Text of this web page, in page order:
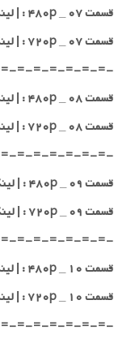
قسمت ۰۷ _ ۴۸۰p : | لینک مستقیم | دوبله فارسی | Family
قسمت ۰۷ _ ۷۲۰p : | لینک مستقیم | دوبله فارسی | Family
=-=-=-=-=-=-
قسمت ۰۸ _ ۴۸۰p : | لینک مستقیم | دوبله فارسی | Family
قسمت ۰۸ _ ۷۲۰p : | لینک مستقیم | دوبله فارسی | Family
=-=-=-=-=-=-
قسمت ۰۹ _ ۴۸۰p : | لینک مستقیم | دوبله فارسی | Family
قسمت ۰۹ _ ۷۲۰p : | لینک مستقیم | دوبله فارسی | Family
=-=-=-=-=-=-
قسمت ۱۰ _ ۴۸۰p : | لینک مستقیم | دوبله فارسی | Family
قسمت ۱۰ _ ۷۲۰p : | لینک مستقیم | دوبله فارسی | Family
=-=-=-=-=-=-